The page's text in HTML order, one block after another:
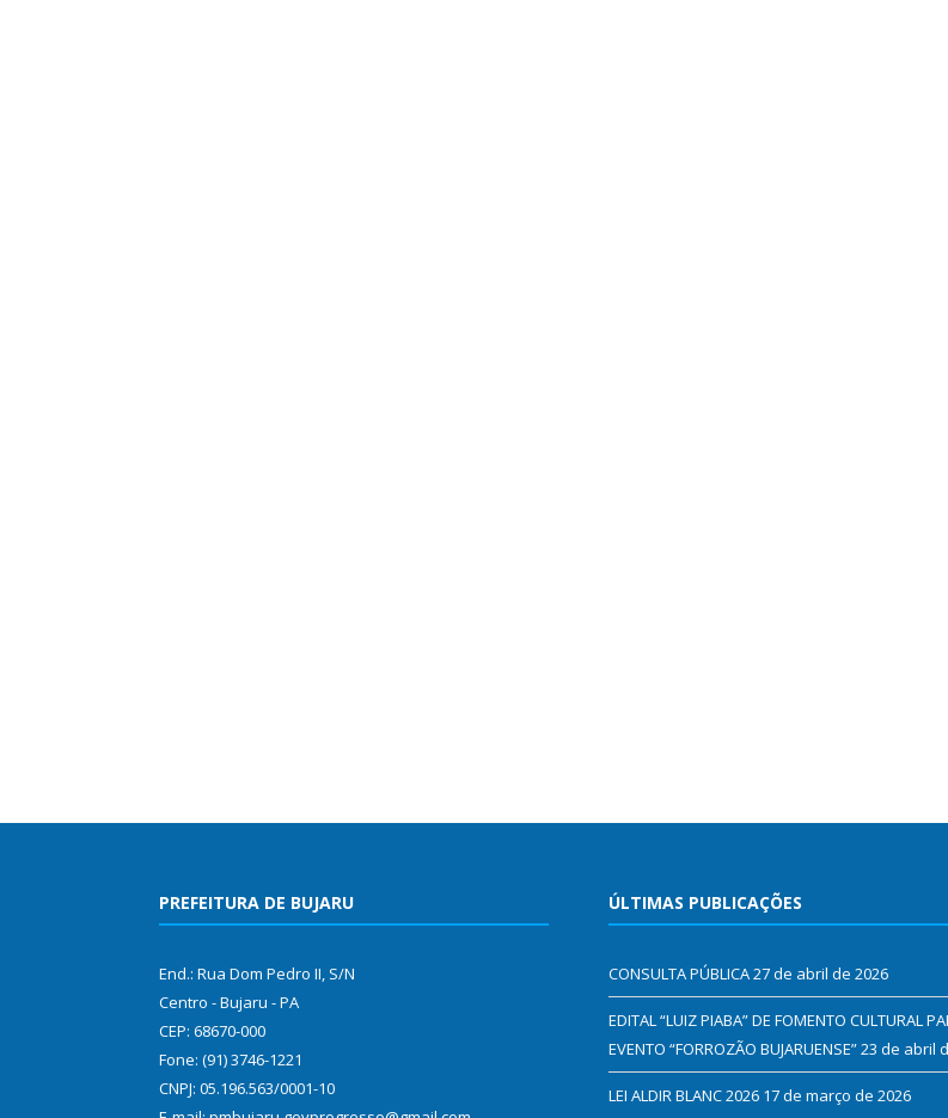
PREFEITURA DE BUJARU
End.: Rua Dom Pedro II, S/N
Centro - Bujaru - PA
CEP: 68670-000
Fone: (91) 3746-1221
CNPJ: 05.196.563/0001-10
ÚLTIMAS PUBLICAÇÕES
CONSULTA PÚBLICA27 de abril de 2026
EDITAL “LUIZ PIABA” DE FOMENTO CULTURAL
EVENTO “FORROZÃO BUJARUENSE”23 de abril
LEI ALDIR BLANC 2026 17 de março de 2026